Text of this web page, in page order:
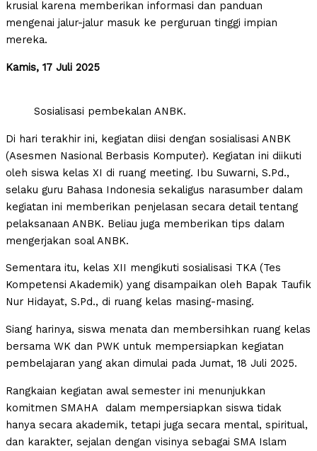
krusial karena memberikan informasi dan panduan
mengenai jalur-jalur masuk ke perguruan tinggi impian
mereka.
Kamis, 17 Juli 2025
Sosialisasi pembekalan ANBK.
Di hari terakhir ini, kegiatan diisi dengan sosialisasi ANBK
(Asesmen Nasional Berbasis Komputer). Kegiatan ini diikuti
oleh siswa kelas XI di ruang meeting. Ibu Suwarni, S.Pd.,
selaku guru Bahasa Indonesia sekaligus narasumber dalam
kegiatan ini memberikan penjelasan secara detail tentang
pelaksanaan ANBK. Beliau juga memberikan tips dalam
mengerjakan soal ANBK.
Sementara itu, kelas XII mengikuti sosialisasi TKA (Tes
Kompetensi Akademik) yang disampaikan oleh Bapak Taufik
Nur Hidayat, S.Pd., di ruang kelas masing-masing.
Siang harinya, siswa menata dan membersihkan ruang kelas
bersama WK dan PWK untuk mempersiapkan kegiatan
pembelajaran yang akan dimulai pada Jumat, 18 Juli 2025.
Rangkaian kegiatan awal semester ini menunjukkan
komitmen SMAHA dalam mempersiapkan siswa tidak
hanya secara akademik, tetapi juga secara mental, spiritual,
dan karakter, sejalan dengan visinya sebagai SMA Islam